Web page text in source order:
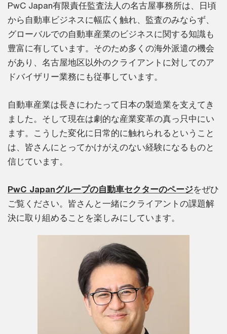
PwC Japan有限責任監査法人の名古屋事務所は、日頃
から自動車ビジネスに幅広く触れ、監査のみならず、
グローバルでの自動車産業のビジネスに関する知識も
豊富に有しています。そのため多くの海外派遣の機会
があり、名古屋地区以外のクライアントに対してのア
ドバイザリー業務にも従事しています。
自動車産業は長きにわたって日本の製造業を支えてき
ました。そして現在は劇的な産業変革の真っ只中にい
ます。こうした変化に日常的に触れられるということ
は、皆さんにとってかけがえのない経験になるものと
信じています。
PwC Japanグループの自動車セクターのページをぜひ
ご覧ください。皆さんと一緒にクライアントの課題解
決に取り組めることを楽しみにしています。